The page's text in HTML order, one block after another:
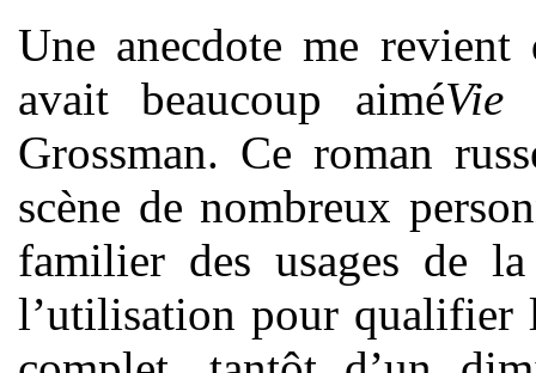
Une anecdote me
avait beaucoup aiméVie
Grossman. Ce roman
scène de nombreux
familier des usages de
l’utilisation pour qualifier